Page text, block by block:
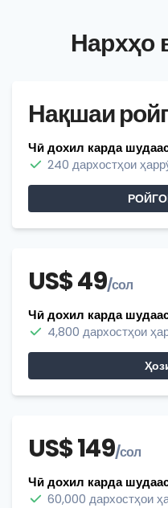
Нархҳо
Нақшаи
Чӣ дохил карда
240 дархостҳои
US$ 49/сол
Чӣ дохил карда
4,800 дархостҳои
US$ 149/сол
Чӣ дохил карда
60,000 дархостҳои